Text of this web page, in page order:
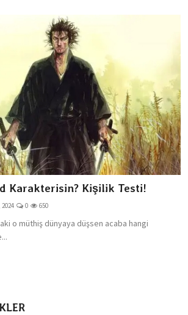
Karakterisin? Kişilik Testi!
0 650
o müthiş dünyaya düşsen acaba hangi